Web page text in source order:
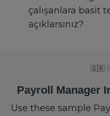
çalışanlara basit
açıklarsınız?
🇬🇧
Payroll Manager
Use these sample